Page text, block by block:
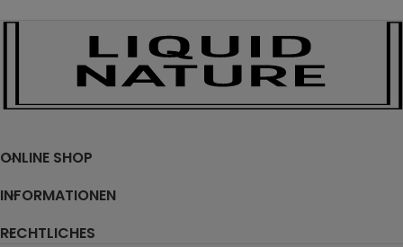
ONLINE SHOP
INFORMATIONEN
RECHTLICHES